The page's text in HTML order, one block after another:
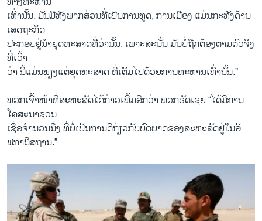
​ເທົ່ານັ້ນ. ມັນມີ​ທັງ​ພາກສ່ວນ​ທີ່​ເປັນການ​ທູດ, ການ​ເມືອງ ​ແມ່ນ​ກະ​ທັງ​ດ້ານ
ເສດຖະກິດ​
ປະກອບ​ຢູ່​ນໍາຍຸດ​ທະ​ສາດ​ທີ່​ວ່າ​ນັ້ນ. ​ເພາະສະ​ນັ້ນ ​ມັນບໍ່​ຖືກຕ້ອງ​ຕາມ​ຕົວ​ຈິງ
ທີ່ເວົ້າ
ວ່າ ນີ້​ແມ່ນ​ພຽງ​ແຕ່​ຍຸດ​ທະ​ສາດ ​ທີ່​ເຕັມ​ໄປ​ດ້ວຍ​ການ​ທະຫານ​ເທົ່າ​ນັ້ນ.”
ພວກ​ເຈົ້າ​ໜ້າທີ່​ສະຫະລັດ​ໄດ້​ກ່າວ​ເພີ້ມອີກວ່າ ພວກ​ຣັດ​ເຊຍ “​ໄດ້ມີ​ການ​
ໂຄສະນາ​ຊວນ
ເຊື່ອ​ຈຳນວນ​ນຶ່ງ ​ທີ່​ບໍ່ເປັນ​ການ​ດີ​ກ່ຽວກັບ​ບົດບາດ​ຂອງສະຫະລັດຢູ່​ໃນ​ອັ​
ຟກາ​ນິສຖານ.”